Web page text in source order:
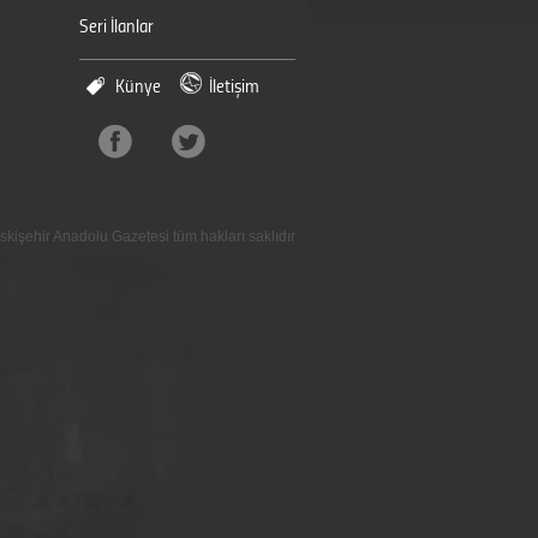
Seri İlanlar
Künye İletişim
Anadolu Gazetesi tüm hakları saklıdır